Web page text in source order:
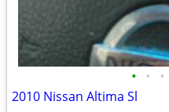
• • •
2010 Nissan Altima Sl